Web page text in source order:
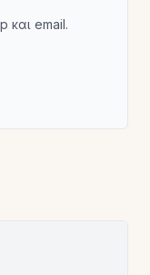
και email.